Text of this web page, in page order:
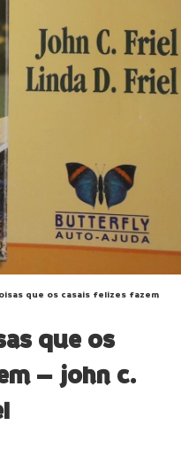
que os casais felizes fazem
que os
– john c.